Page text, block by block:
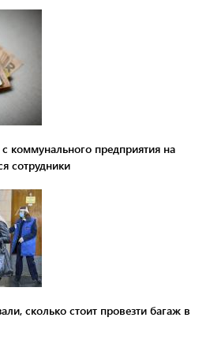
коммунального предприятия на
сотрудники
сколько стоит провезти багаж в